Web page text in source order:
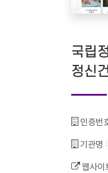
국립
정신
인증번
기관명 :
웹사이